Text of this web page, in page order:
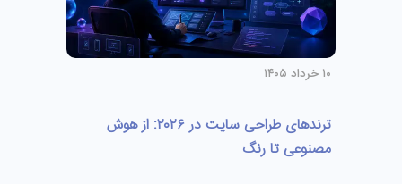
۱۰ خرداد ۱۴۰۵
ترندهای طراحی سایت در ۲۰۲۶: از هوش
مصنوعی تا رنگ